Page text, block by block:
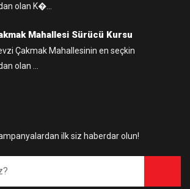
olan K�...
Mahallesi Sürücü Kursu
Çakmak Mahallesinin en seçkin
olan ...
ilk siz haberdar olun!